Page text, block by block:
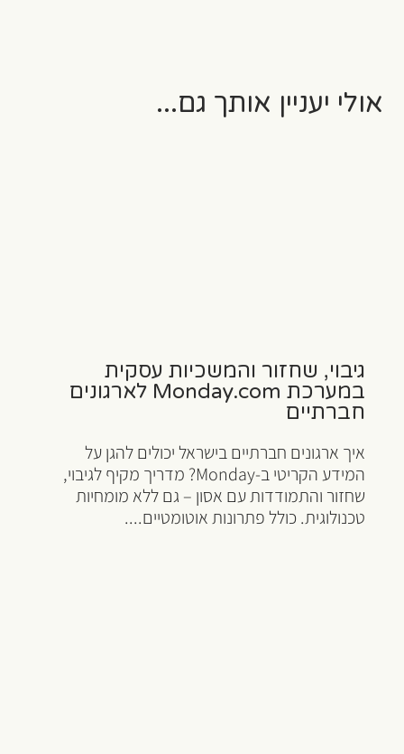
אולי יעניין אותך גם...
גיבוי, שחזור והמשכיות עסקית
במערכת Monday.com לארגונים
חברתיים
איך ארגונים חברתיים בישראל יכולים להגן על
המידע הקריטי ב-Monday? מדריך מקיף לגיבוי,
שחזור והתמודדות עם אסון – גם ללא מומחיות
טכנולוגית. כולל פתרונות אוטומטיים....